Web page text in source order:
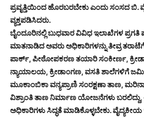
ಪ್ರವೃತ್ತಿಯಿಂದ ಹೊರಬರಬೇಕು ಎಂದು ಸಂಸದ ಬಿ.
ವ್ಯಕ್ತಪಡಿಸಿದರು.
ಬೈಂದೂರಿನಲ್ಲಿ ಬುಧವಾರ ವಿವಿಧ ಇಲಾಖೆಗಳ
ಮಾತನಾಡಿದ ಅವರು ಅಧಿಕಾರಿಗಳನ್ನು ತೀವ್ರ
ಪಾರ್ಕ್, ಪೀಠೋಪಕರಣ ತಯಾರಿ ಸಂಕೀರ್ಣ,
ನ್ಯಾಯಾಲಯ, ಕ್ರೀಡಾಂಗಣ, ವಸತಿ ಶಾಲೆಗಳಿಗೆ
ಮೂಕಾಂಬಿಕಾ ವನ್ಯಪ್ರಾಣಿ ಸಂರಕ್ಷಣಾ ತಾಣ,
ವಿಶ್ರಾಂತಿ ತಾಣ ನಿರ್ಮಾಣ ಯೋಜನೆಗಳು ಬರಲಿದ್ದು,
ಅಧಿಕಾರಿಗಳು ಸಿದ್ಧತೆ ಮಾಡಿಕೊಳ್ಳಬೇಕು.